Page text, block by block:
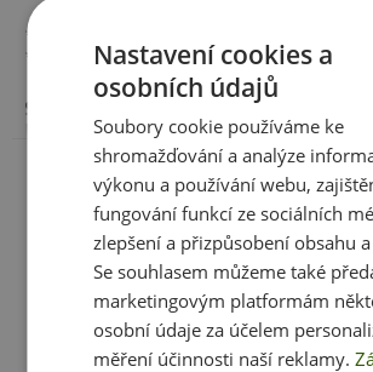
Minimální trvanlivost:
Upozornění:Doplněk stravy. Vhodné
sportovce. Není náhradou pestré
doporučené denní dávkování. Ukládejte
dětí! není vhodné pro děti, těhotné a
Skladujte v suchu a při teplotě do 25 °C.
přímému slunečnímu záření. Chraňte
Výrobce neručí za vady vzniklé
a použitím.
Upozornění pro alergiky:Alergeny ve
** referenční hodnota příjmu v 1 tabletě
*** RHP není stanovena
Složení:
Regulátory kyselosti (kyselina
hydrogenuhličitan sodný), L-askorbová
acerola (plod, Malpighia Pinicifolia),
(uhličitan sodný), sladidla (sorbitol,
K), barviva (prášek z červené řepy,
Zobrazit celé parametry
Ještě jste si
Doporučujeme vám
Nastavení cookies a
osobních údajů
Soubory cookie používáme ke
shromažďování a analýze
výkonu a používání webu,
fungování funkcí ze sociálních
zlepšení a přizpůsobení obsahu
Se souhlasem můžeme také
marketingovým platformám
osobní údaje za účelem
měření účinnosti naší reklamy.